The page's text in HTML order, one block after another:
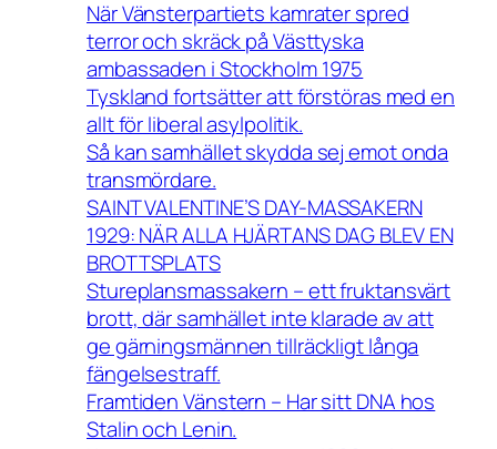
När Vänsterpartiets kamrater spred
terror och skräck på Västtyska
ambassaden i Stockholm 1975
Tyskland fortsätter att förstöras med en
allt för liberal asylpolitik.
Så kan samhället skydda sej emot onda
transmördare.
SAINT VALENTINE’S DAY-MASSAKERN
1929: NÄR ALLA HJÄRTANS DAG BLEV EN
BROTTSPLATS
Stureplansmassakern – ett fruktansvärt
brott, där samhället inte klarade av att
ge gärningsmännen tillräckligt långa
fängelsestraff.
Framtiden Vänstern – Har sitt DNA hos
Stalin och Lenin.